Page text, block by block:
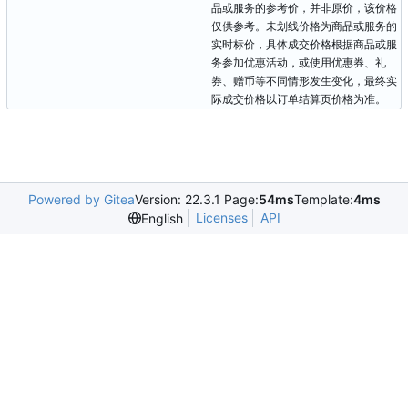
品或服务的参考价，并非原价，该价格
仅供参考。未划线价格为商品或服务的
实时标价，具体成交价格根据商品或服
务参加优惠活动，或使用优惠券、礼
券、赠币等不同情形发生变化，最终实
际成交价格以订单结算页价格为准。
Powered by GiteaVersion: 22.3.1 Page:54msTemplate:4ms
English
Licenses API